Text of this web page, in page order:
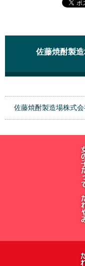
佐藤焼酎製
佐藤焼酎製造場株式